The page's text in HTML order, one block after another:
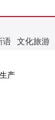
语 文化旅游
产